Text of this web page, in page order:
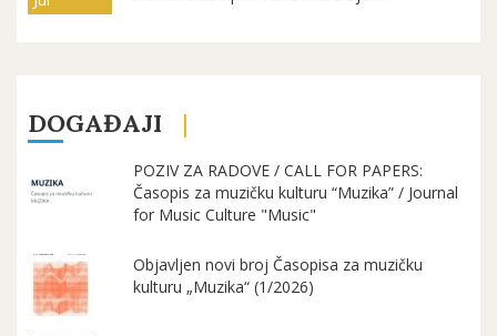
DOGAĐAJI
POZIV ZA RADOVE / CALL FOR PAPERS:
Časopis za muzičku kulturu “Muzika” / Journal
for Music Culture "Music"
Objavljen novi broj Časopisa za muzičku
kulturu „Muzika“ (1/2026)